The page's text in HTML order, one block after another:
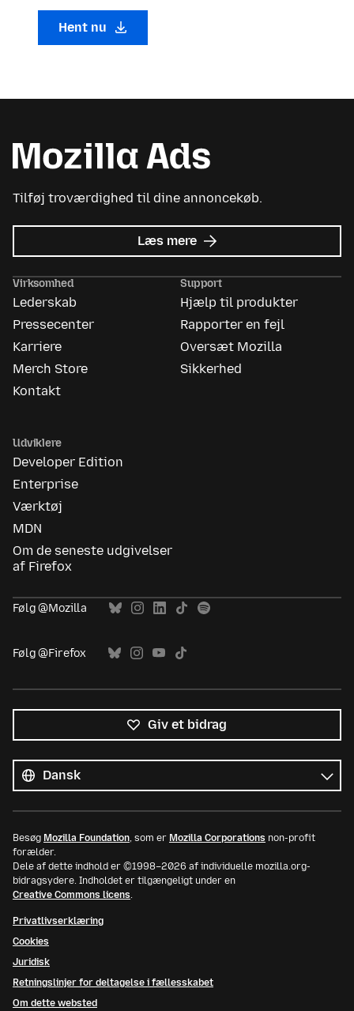
Hent nu
Tilføj troværdighed til dine annoncekøb.
Læs mere om
Mozilla
Virksomhed
Lederskab
Pressecenter
Karriere
Merch Store
Kontakt
Support
Hjælp til produkter
Rapporter en fejl
Oversæt Mozilla
Sikkerhed
Udviklere
Developer Edition
Enterprise
Værktøj
MDN
Om de seneste udgivelser
af Firefox
Følg @Mozilla
Følg @Firefox
Giv et bidrag
sprog
Sprog
Besøg Mozilla Foundation, som er Mozilla Corporations non-profit
forælder.
Dele af dette indhold er ©1998–2026 af individuelle mozilla.org-
bidragsydere. Indholdet er tilgængeligt under en
Creative Commons licens.
Privatlivserklæring
Cookies
Juridisk
Retningslinjer for deltagelse i fællesskabet
Om dette websted